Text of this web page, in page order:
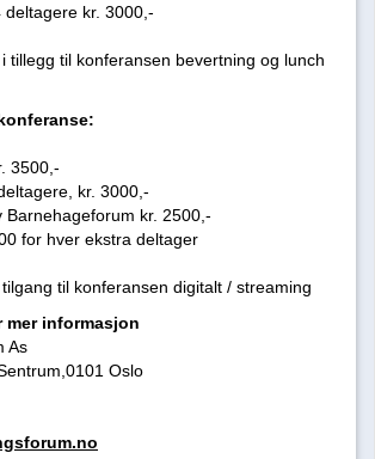
kr. 3000,-
tillegg til konferansen bevertning og lunch
3500,-
kr. 3000,-
Barnehageforum kr. 2500,-
for hver ekstra deltager
til konferansen digitalt / streaming
mer informasjon
As
Oslo